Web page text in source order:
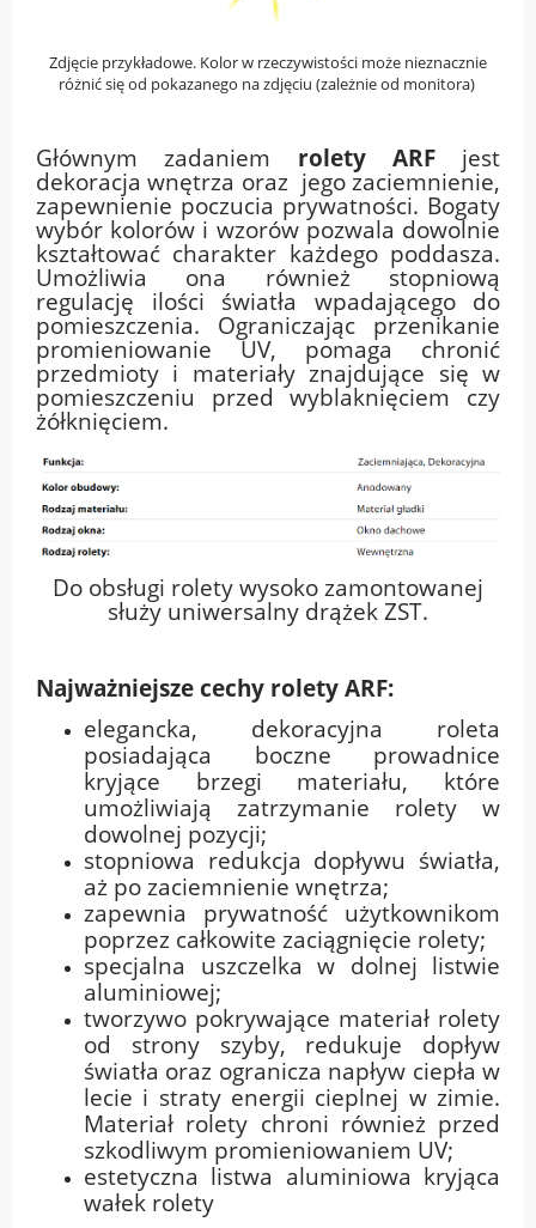
Zdjęcie przykładowe. Kolor w rzeczywistości może nieznacznie
różnić się od pokazanego na zdjęciu (zależnie od monitora)
Głównym zadaniem rolety ARFjest
dekoracja wnętrza oraz jego zaciemnienie,
zapewnienie poczucia prywatności. Bogaty
wybór kolorów i wzorów pozwala dowolnie
kształtować charakter każdego poddasza.
Umożliwia ona również stopniową
regulację ilości światła wpadającego do
pomieszczenia. Ograniczając przenikanie
promieniowanie UV, pomaga chronić
przedmioty i materiały znajdujące się w
pomieszczeniu przed wyblaknięciem czy
żółknięciem.
Do obsługi rolety wysoko zamontowanej
służy uniwersalny drążek ZST.
Najważniejsze cechy rolety ARF:
elegancka, dekoracyjna roleta
posiadająca boczne prowadnice
kryjące brzegi materiału, które
umożliwiają zatrzymanie rolety w
dowolnej pozycji;
stopniowa redukcja dopływu światła,
aż po zaciemnienie wnętrza;
zapewnia prywatność użytkownikom
poprzez całkowite zaciągnięcie rolety;
specjalna uszczelka w dolnej listwie
aluminiowej;
tworzywo pokrywające materiał rolety
od strony szyby, redukuje dopływ
światła oraz ogranicza napływ ciepła w
lecie i straty energii cieplnej w zimie.
Materiał rolety chroni również przed
szkodliwym promieniowaniem UV;
estetyczna listwa aluminiowa kryjąca
wałek rolety